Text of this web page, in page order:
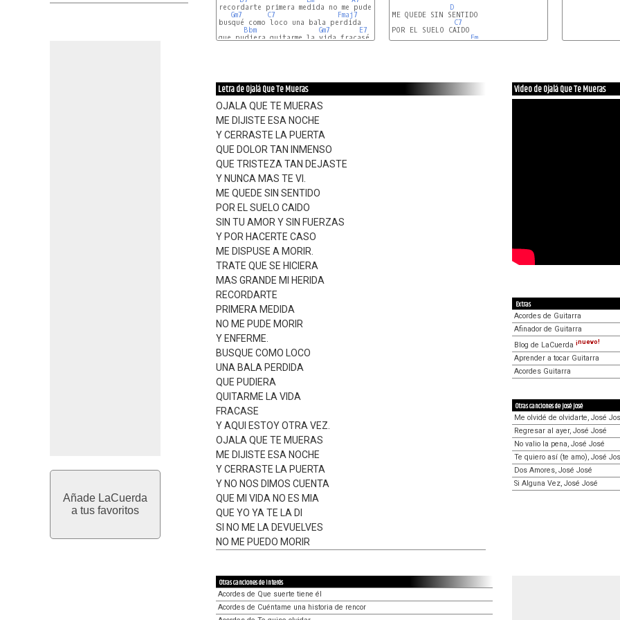
Añade LaCuerda
a tus favoritos
recordarte primera medida no me pude morir y enfermé,
Gm7
C7
Fmaj7
busqué como loco una bala perdida
Bbm
Gm7 E7 Asus4
que pudiera quitarme la vida fracasé y aquí estoy otra vez.
D
ME QUEDE SIN SENTIDO
C7
POR EL SUELO CAIDO
Em
Letra de Ojalá Que Te Mueras
OJALA QUE TE MUERAS
ME DIJISTE ESA NOCHE
Y CERRASTE LA PUERTA
QUE DOLOR TAN INMENSO
QUE TRISTEZA TAN DEJASTE
Y NUNCA MAS TE VI.
ME QUEDE SIN SENTIDO
POR EL SUELO CAIDO
SIN TU AMOR Y SIN FUERZAS
Y POR HACERTE CASO
ME DISPUSE A MORIR.
TRATE QUE SE HICIERA
MAS GRANDE MI HERIDA
RECORDARTE
PRIMERA MEDIDA
NO ME PUDE MORIR
Y ENFERME.
BUSQUE COMO LOCO
UNA BALA PERDIDA
QUE PUDIERA
QUITARME LA VIDA
FRACASE
Y AQUI ESTOY OTRA VEZ.
OJALA QUE TE MUERAS
ME DIJISTE ESA NOCHE
Y CERRASTE LA PUERTA
Y NO NOS DIMOS CUENTA
QUE MI VIDA NO ES MIA
QUE YO YA TE LA DI
SI NO ME LA DEVUELVES
NO ME PUEDO MORIR
Video de Ojalá Que Te Mueras
Extras
Acordes de Guitarra
Afinador de Guitarra
Blog de LaCuerda ¡nuevo!
Aprender a tocar Guitarra
Acordes Guitarra
Otras canciones de José José
Me olvidé de olvidarte, José
Regresar al ayer, José José
No valio la pena, José José
Te quiero así (te amo), José
Dos Amores, José José
Si Alguna Vez, José José
Otras canciones de interés
Acordes de Que suerte tiene él
Acordes de Cuéntame una historia de rencor